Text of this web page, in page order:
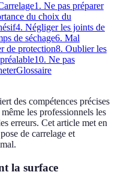
1. Ne pas préparer
du choix du
4. Négliger les joints de
de séchage6. Mal
de protection8. Oublier les
10. Ne pas
Glossaire
des compétences précises
les professionnels les
erreurs. Cet article met en
de carrelage et
la surface